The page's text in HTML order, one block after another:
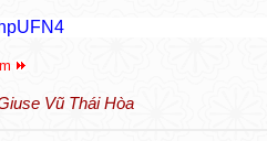
Vũ Thái Hòa